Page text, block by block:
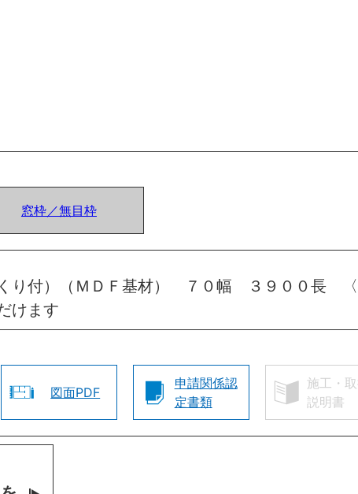
窓枠／無目枠
り付）（ＭＤＦ基材） ７０幅 ３９００長 〈
けます
図面PDF
申請関係認
定書類
施工・
説明書